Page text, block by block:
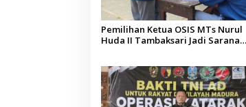
Pemilihan Ketua OSIS MTs Nurul
Huda II Tambaksari Jadi Sarana